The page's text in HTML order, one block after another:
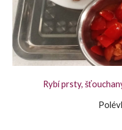
Rybí prsty,